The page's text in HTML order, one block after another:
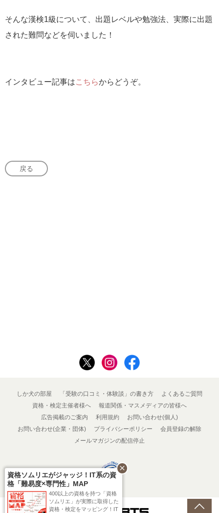
そんな漢検1級について、出題レベルや勉強法、実際に出題
された難問などを伺いました！
インタビュー記事はこちらからどうぞ。
戻る
しか犬の部屋 「受験の口コミ・体験談」の書き方
よくあるご質問
資格・検定主催者様へ
報道関係・マスメディアの皆様へ
広告掲載のご案内
利用規約
お問い合わせ(個人)
お問い合わせ(企業・団体)
プライバシーポリシー
会員登録の解除
メールマガジンの配信停止
資格ソムリエがジャッジ！IT系の資
格「難易度×専門性」MAP
400以上の資格を持つ「資格
ソムリエ」が実際に取得した
資格・検定をマッピング！IT
close